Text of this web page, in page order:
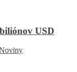
USD